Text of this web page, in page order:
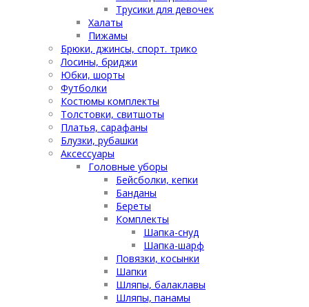
Трусики для девочек
Халаты
Пижамы
Брюки, джинсы, спорт. трико
Лосины, бриджи
Юбки, шорты
Футболки
Костюмы комплекты
Толстовки, свитшоты
Платья, сарафаны
Блузки, рубашки
Аксессуары
Головные уборы
Бейсболки, кепки
Банданы
Береты
Комплекты
Шапка-снуд
Шапка-шарф
Повязки, косынки
Шапки
Шляпы, балаклавы
Шляпы, панамы